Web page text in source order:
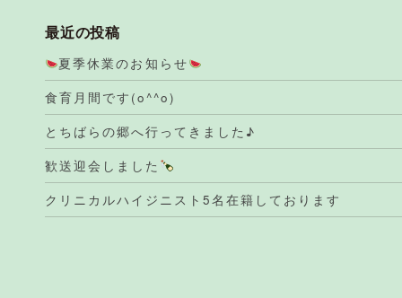
最近の投稿
夏季休業のお知らせ
食育月間です(o^^o)
とちばらの郷へ行ってきました♪
歓送迎会しました
クリニカルハイジニスト5名在籍しております